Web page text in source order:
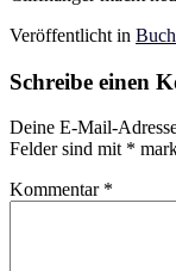
Veröffentlicht in
Schreibe einen
Deine E-Mail-
Felder sind mit *
Kommentar *